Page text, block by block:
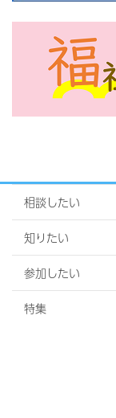
相談したい
知りたい
参加したい
特集